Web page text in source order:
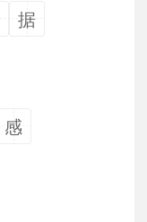
据
感